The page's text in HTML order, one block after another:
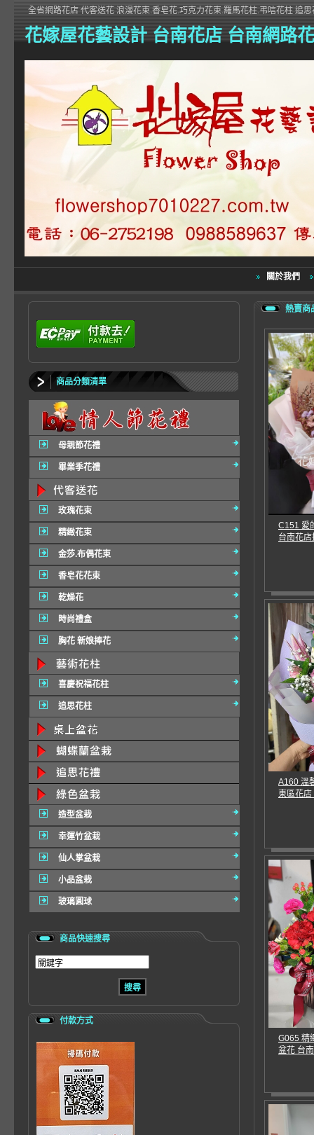
花嫁屋花藝設計 台南花店 台南網路
全省網路花店 代客送花 浪漫花束.香皂花.巧克力花束.羅馬花柱.弔唁花柱 追
關於我們
商品分類清單
母親節花禮
畢業季花禮
玫瑰花束
精緻花束
金莎.布偶花束
香皂花花束
乾燥花
時尚禮盒
胸花 新娘捧花
喜慶祝福花柱
追思花柱
造型盆栽
幸運竹盆栽
仙人掌盆栽
小品盆栽
玻璃圓球
商品快速搜尋
付款方式
熱賣商
C151 愛
台南花
A160 溫
東區花
G065 精
盆花 台